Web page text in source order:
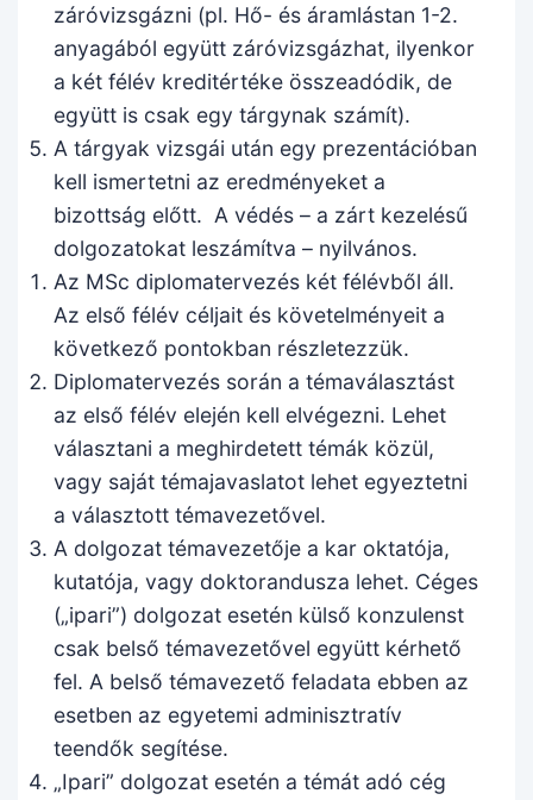
záróvizsgázni (pl. Hő- és áramlástan 1-2.
anyagából együtt záróvizsgázhat, ilyenkor
a két félév kreditértéke összeadódik, de
együtt is csak egy tárgynak számít).
A tárgyak vizsgái után egy prezentációban
kell ismertetni az eredményeket a
bizottság előtt. A védés – a zárt kezelésű
dolgozatokat leszámítva – nyilvános.
Az MSc diplomatervezés két félévből áll.
Az első félév céljait és követelményeit a
következő pontokban részletezzük.
Diplomatervezés során a témaválasztást
az első félév elején kell elvégezni. Lehet
választani a meghirdetett témák közül,
vagy saját témajavaslatot lehet egyeztetni
a választott témavezetővel.
A dolgozat témavezetője a kar oktatója,
kutatója, vagy doktorandusza lehet. Céges
(„ipari”) dolgozat esetén külső konzulenst
csak belső témavezetővel együtt kérhető
fel. A belső témavezető feladata ebben az
esetben az egyetemi adminisztratív
teendők segítése.
„Ipari” dolgozat esetén a témát adó cég